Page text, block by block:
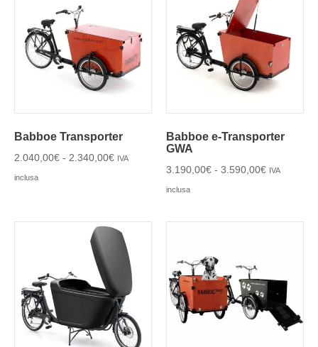
Babboe Transporter
2.040,00€ - 2.340,00€ IVA
inclusa
Babboe e-Transporter
GWA
3.190,00€ - 3.590,00€ IVA
inclusa